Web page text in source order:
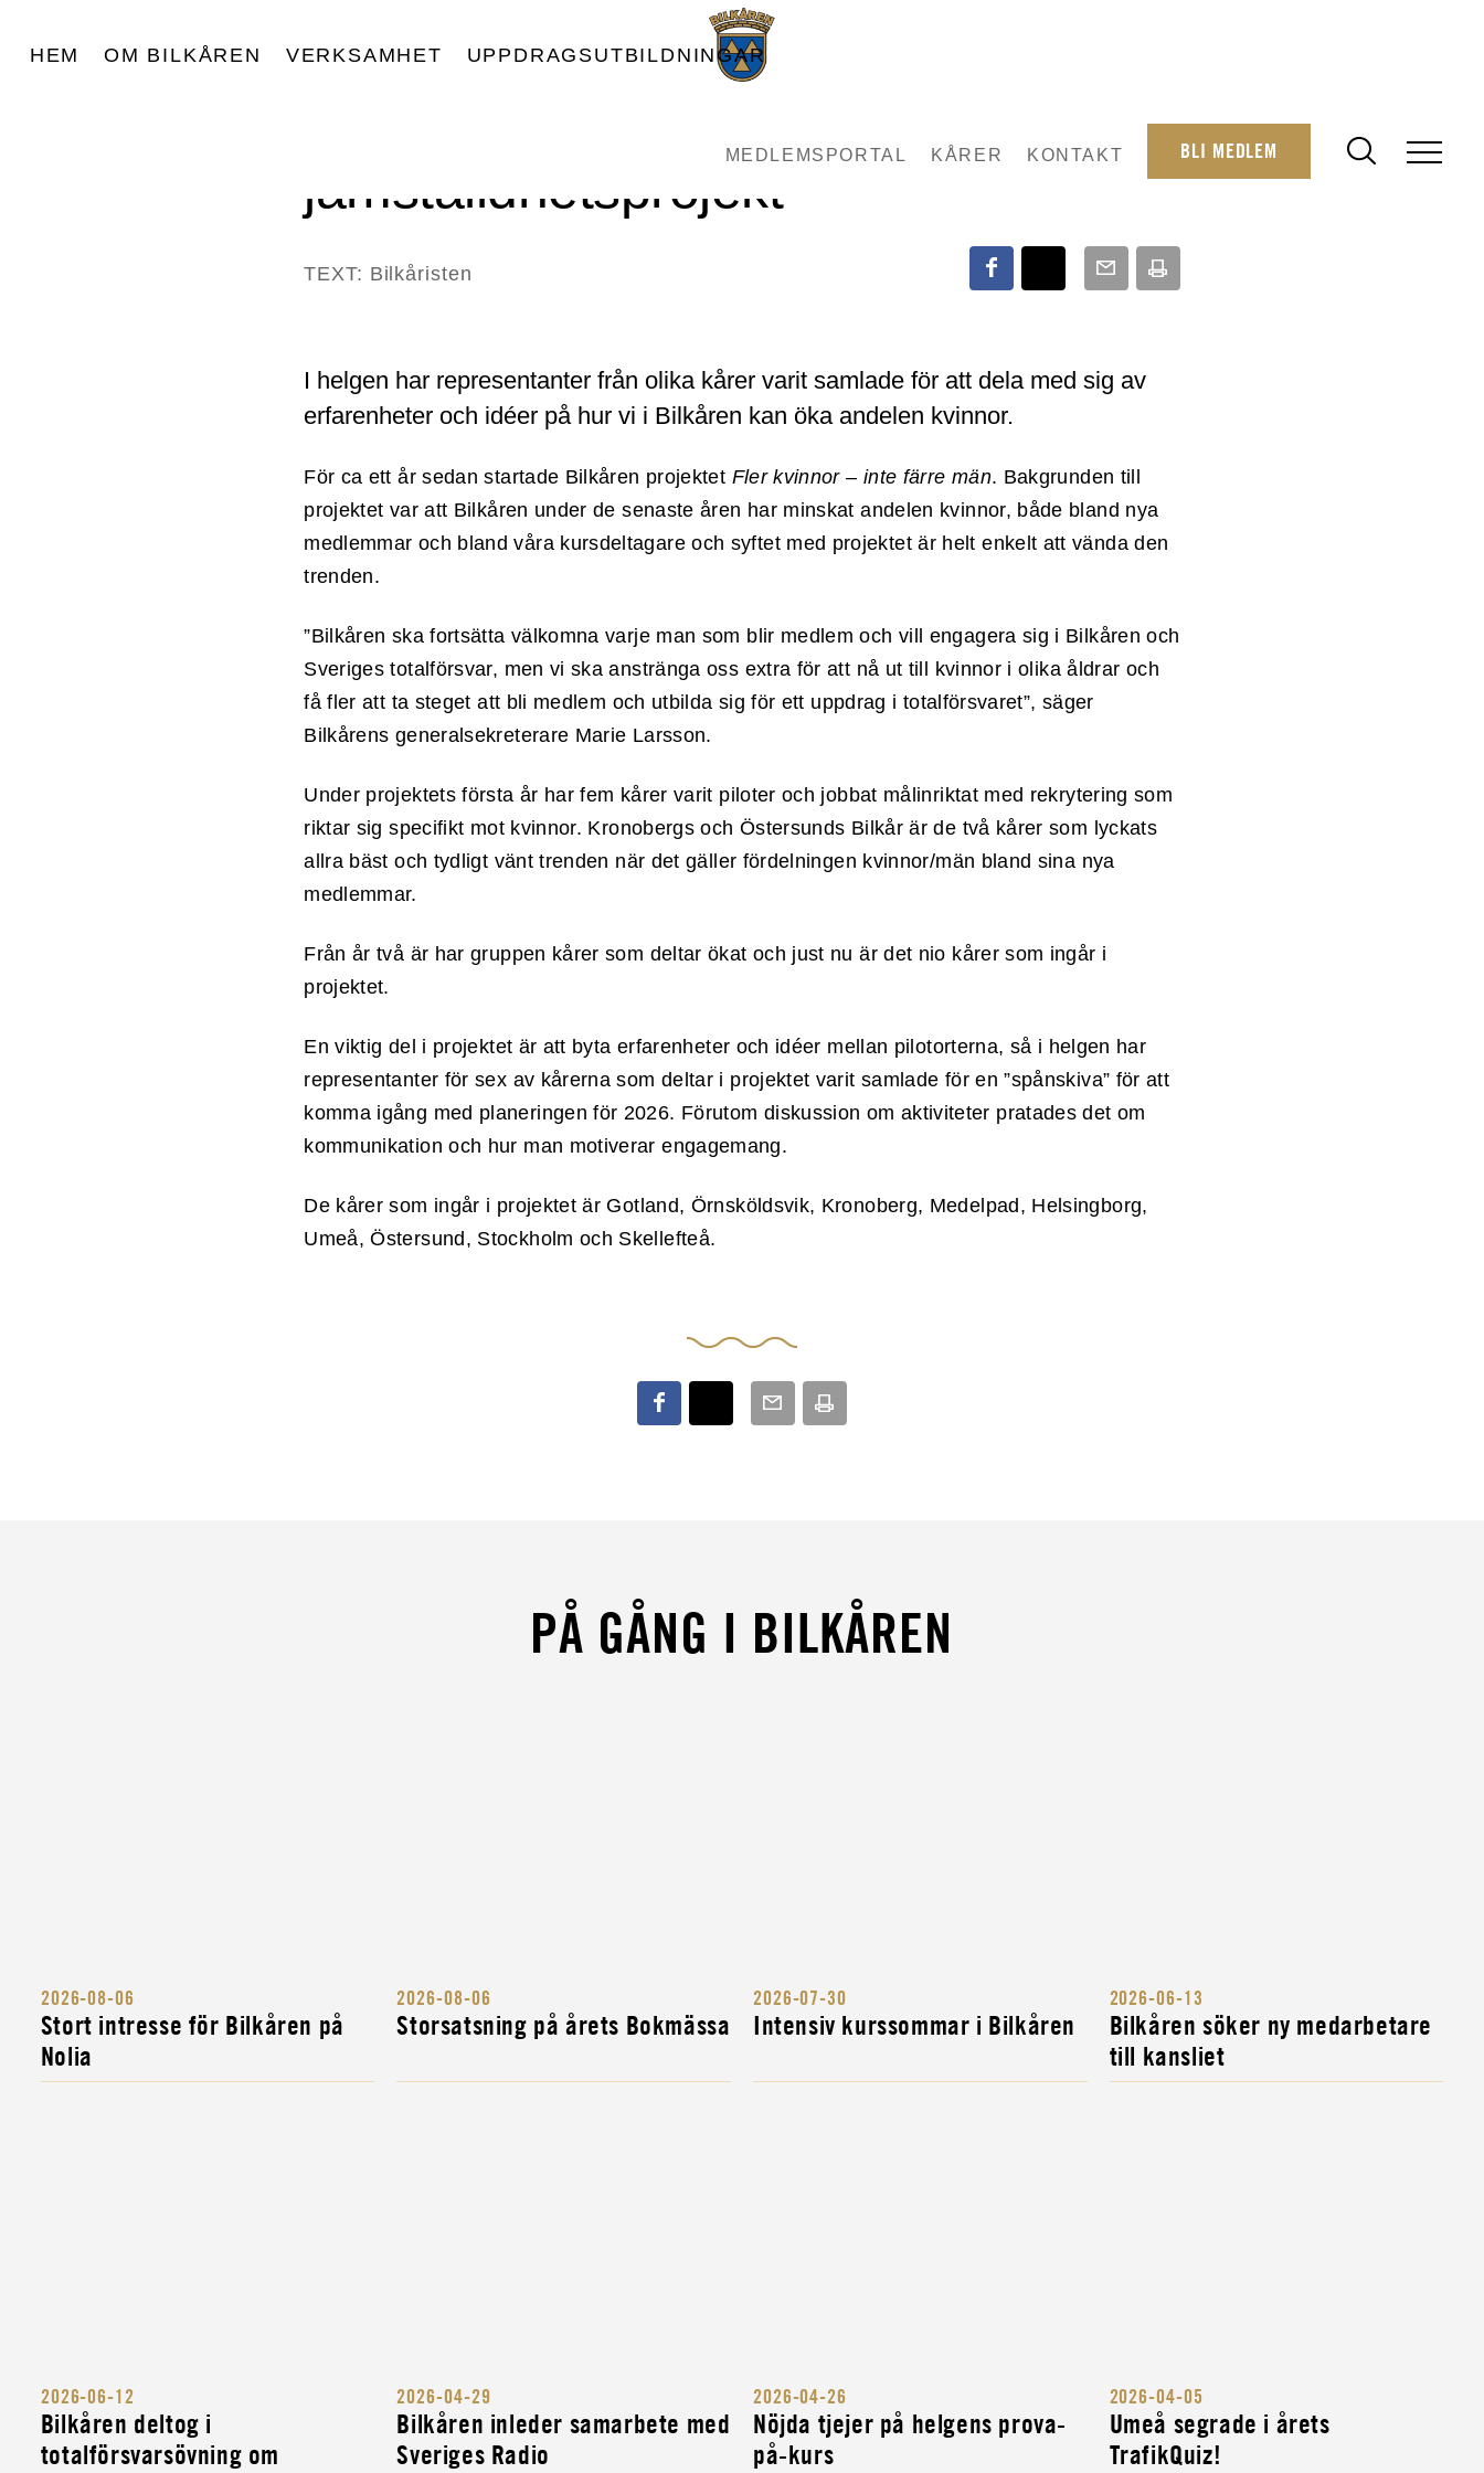
HEM OM BILKÅREN VERKSAMHET UPPDRAGSUTBILDNINGAR
MEDLEMSPORTAL KÅRER KONTAKT BLI MEDLEM
NYHET
jämställdhetsprojekt
TEXT: Bilkåristen
I helgen har representanter från olika kårer varit samlade för att dela med sig av
erfarenheter och idéer på hur vi i Bilkåren kan öka andelen kvinnor.
För ca ett år sedan startade Bilkåren projektet Fler kvinnor – inte färre män. Bakgrunden till
projektet var att Bilkåren under de senaste åren har minskat andelen kvinnor, både bland nya
medlemmar och bland våra kursdeltagare och syftet med projektet är helt enkelt att vända den
trenden.
”Bilkåren ska fortsätta välkomna varje man som blir medlem och vill engagera sig i Bilkåren och
Sveriges totalförsvar, men vi ska anstränga oss extra för att nå ut till kvinnor i olika åldrar och
få fler att ta steget att bli medlem och utbilda sig för ett uppdrag i totalförsvaret”, säger
Bilkårens generalsekreterare Marie Larsson.
Under projektets första år har fem kårer varit piloter och jobbat målinriktat med rekrytering som
riktar sig specifikt mot kvinnor. Kronobergs och Östersunds Bilkår är de två kårer som lyckats
allra bäst och tydligt vänt trenden när det gäller fördelningen kvinnor/män bland sina nya
medlemmar.
Från år två är har gruppen kårer som deltar ökat och just nu är det nio kårer som ingår i
projektet.
En viktig del i projektet är att byta erfarenheter och idéer mellan pilotorterna, så i helgen har
representanter för sex av kårerna som deltar i projektet varit samlade för en ”spånskiva” för att
komma igång med planeringen för 2026. Förutom diskussion om aktiviteter pratades det om
kommunikation och hur man motiverar engagemang.
De kårer som ingår i projektet är Gotland, Örnsköldsvik, Kronoberg, Medelpad, Helsingborg,
Umeå, Östersund, Stockholm och Skellefteå.
PÅ GÅNG I BILKÅREN
2026-08-06
Stort intresse för Bilkåren på
Nolia
2026-08-06
Storsatsning på årets Bokmässa
2026-07-30
Intensiv kurssommar i Bilkåren
2026-06-13
Bilkåren söker ny medarbetare
till kansliet
2026-06-12
Bilkåren deltog i
totalförsvarsövning om
2026-04-29
Bilkåren inleder samarbete med
Sveriges Radio
2026-04-26
Nöjda tjejer på helgens prova-
på-kurs
2026-04-05
Umeå segrade i årets
TrafikQuiz!
Annika tycker det är